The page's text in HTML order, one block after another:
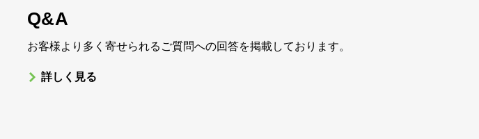
Q&A
お客様より多く寄せられるご質問への回答を掲載しております。
詳しく見る